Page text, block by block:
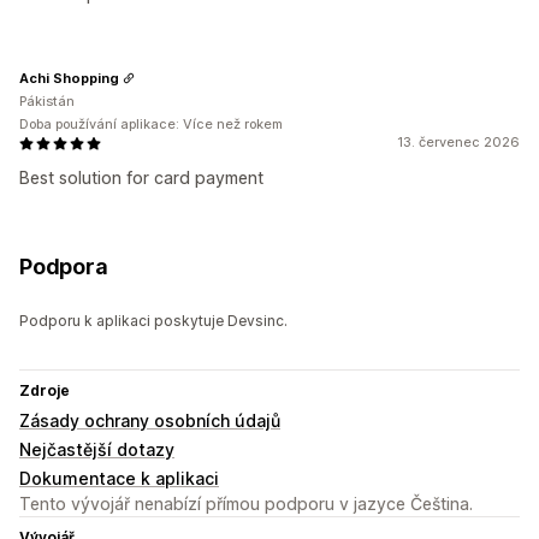
13. červenec 2026
Best solution for card payment
Achi Shopping
Pákistán
Doba používání aplikace: Více než rokem
Podpora
Podporu k aplikaci poskytuje Devsinc.
Zdroje
Zásady ochrany osobních údajů
Nejčastější dotazy
Dokumentace k aplikaci
Tento vývojář nenabízí přímou podporu v jazyce Čeština.